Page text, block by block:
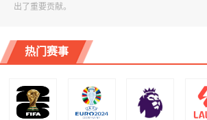
出了重要贡献。
热门赛事